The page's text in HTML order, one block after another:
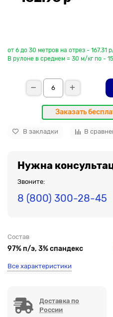
от 6 до 30 метров на отрез - 167.31
В рулоне в среднем = 30 м/кг по -
Заказать
В закладки В
Нужна
Звоните:
8 (800) 300-28-45
Состав
97% п/э, 3% спандекс
Все характеристики
Доставка по
России